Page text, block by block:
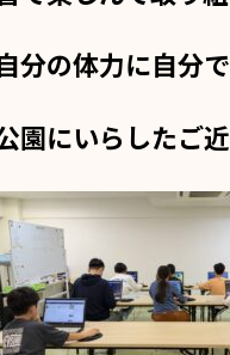
分の体力に自分
園にいらしたご